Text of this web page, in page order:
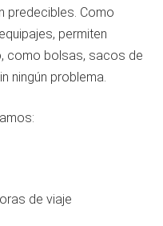
predecibles. Como
permiten
como bolsas, sacos de
ningún problema.
de viaje